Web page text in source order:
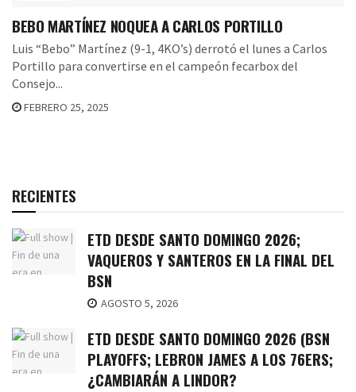
BEBO MARTÍNEZ NOQUEA A CARLOS PORTILLO
Luis “Bebo” Martínez (9-1, 4KO’s) derrotó el lunes a Carlos
Portillo para convertirse en el campeón fecarbox del
Consejo...
FEBRERO 25, 2025
RECIENTES
ETD DESDE SANTO DOMINGO 2026;
VAQUEROS Y SANTEROS EN LA FINAL DEL
BSN
AGOSTO 5, 2026
ETD DESDE SANTO DOMINGO 2026 (BSN
PLAYOFFS; LEBRON JAMES A LOS 76ERS;
¿CAMBIARÁN A LINDOR?